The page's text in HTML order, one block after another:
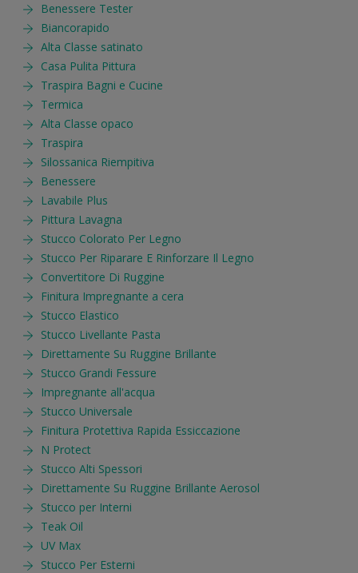
Benessere Tester
Biancorapido
Alta Classe satinato
Casa Pulita Pittura
Traspira Bagni e Cucine
Termica
Alta Classe opaco
Traspira
Silossanica Riempitiva
Benessere
Lavabile Plus
Pittura Lavagna
Stucco Colorato Per Legno
Stucco Per Riparare E Rinforzare Il Legno
Convertitore Di Ruggine
Finitura Impregnante a cera
Stucco Elastico
Stucco Livellante Pasta
Direttamente Su Ruggine Brillante
Stucco Grandi Fessure
Impregnante all'acqua
Stucco Universale
Finitura Protettiva Rapida Essiccazione
N Protect
Stucco Alti Spessori
Direttamente Su Ruggine Brillante Aerosol
Stucco per Interni
Teak Oil
UV Max
Stucco Per Esterni